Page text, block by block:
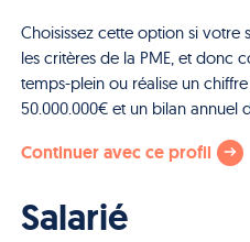
Choisissez cette option si votre
les critères de la PME, et donc
temps-plein ou réalise un
50.000.000€ et un bilan annuel
Continuer avec ce profil
Salarié